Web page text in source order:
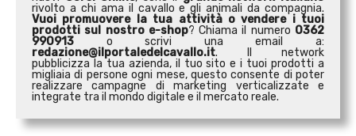
rivolto a chi ama il cavallo e gli animali da compagnia.
Vuoi promuovere la tua attività ovendere i tuoi
prodotti sul nostro e-shop? Chiama il numero 0362
990913 o scrivi una email a:
redazione@ilportaledelcavallo.it. Il network
pubblicizza la tua azienda, il tuo sito e i tuoi prodotti a
migliaia di persone ogni mese, questo consente di poter
realizzare campagne di marketing verticalizzate e
integrate tra il mondo digitale e il mercato reale.